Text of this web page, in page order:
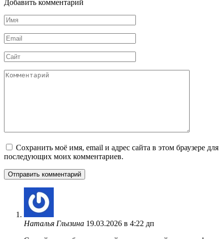
Добавить комментарий
Имя
*
Email
*
Сайт
Комментарий
Сохранить моё имя, email и адрес сайта в этом браузере для
последующих моих комментариев.
Наталья Глызина 19.03.2026 в 4:22 дп